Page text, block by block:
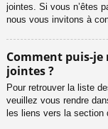
jointes. Si vous n’êtes
nous vous invitons à
Comment puis-
jointes ?
Pour retrouver la liste
veuillez vous rendre
les liens vers la section